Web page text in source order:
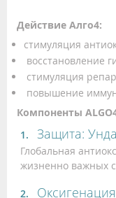
Действие Алго4:
стимуляция
восстановление
стимуляция
повышение
Компоненты
Защита:
Глобальная
жизненно важных